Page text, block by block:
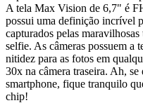
A tela Max Vision de 6,7" é
possui uma definição incrível
capturados pelas maravilhosas
selfie. As câmeras possuem a
nitidez para as fotos em
30x na câmera traseira. Ah,
smartphone, fique tranquilo
chip!